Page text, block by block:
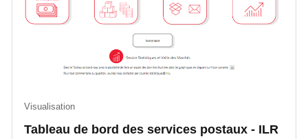
​​​​Tableau de bord des services postaux - ILR
Visualisation